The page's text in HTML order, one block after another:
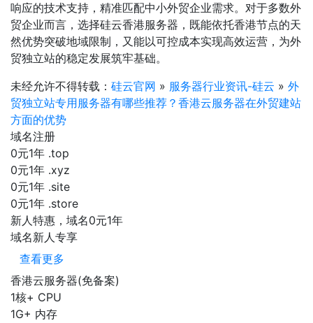
响应的技术支持，精准匹配中小外贸企业需求。对于多数外
贸企业而言，选择硅云香港服务器，既能依托香港节点的天
然优势突破地域限制，又能以可控成本实现高效运营，为外
贸独立站的稳定发展筑牢基础。
未经允许不得转载： 硅云官网 » 服务器行业资讯-硅云 » 外
贸独立站专用服务器有哪些推荐？香港云服务器在外贸建站
方面的优势
域名注册
0元1年 .top
0元1年 .xyz
0元1年 .site
0元1年 .store
新人特惠，域名0元1年
域名新人专享
查看更多
香港云服务器(免备案)
1核+ CPU
1G+ 内存